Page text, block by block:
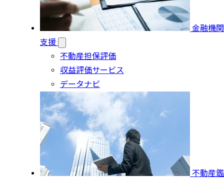
金融機関
支援
不動産担保評価
収益評価サービス
データナビ
不動産鑑